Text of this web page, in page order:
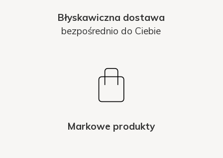
Błyskawiczna dostawa
bezpośrednio do Ciebie
Markowe produkty